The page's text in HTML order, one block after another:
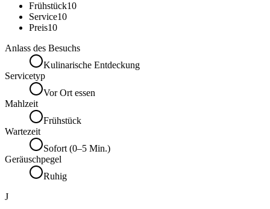
Frühstück10
Service10
Preis10
Anlass des Besuchs
Kulinarische Entdeckung
Servicetyp
Vor Ort essen
Mahlzeit
Frühstück
Wartezeit
Sofort (0–5 Min.)
Geräuschpegel
Ruhig
J